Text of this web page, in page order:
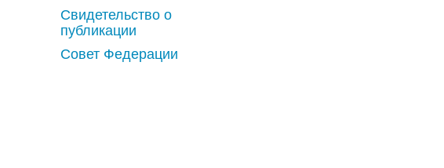
Свидетельство о
публикации
Совет Федерации